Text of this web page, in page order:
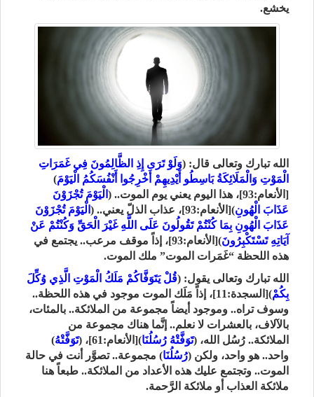
يخشع.
الله تبارك وتعالى قال: (وَلَوْ تَرَى إِذِ الظَّالِمُونَ فِي غَمَرَاتِ
الْمَوْتِ وَالْمَلَائِكَةُ بَاسِطُو أَيْدِيهِمْ أَخْرِجُوا أَنْفُسَكُمُ الْيَوْمَ)
[الأنعام:93]، هذا اليوم يعني يوم الموت.. (
الْيَوْمَ تُجْزَوْنَ
عَذَابَ الْهُونِ)[الأنعام:93]، عذاب الذلّ يعني.. (
الْيَوْمَ تُجْزَوْنَ
عَذَابَ الْهُونِ بِمَا كُنْتُمْ تَقُولُونَ عَلَى اللَّهِ غَيْرَ الْحَقِّ وَكُنْتُمْ عَنْ
آيَاتِهِ تَسْتَكْبِرُونَ
)[الأنعام:93]، إذاً موقف مرعب.. يجتمع في
هذه اللحظة “غَمَرات الموت” ملك الموت.
الله تبارك وتعالى يقول: (قُلْ يَتَوَفَّاكُمْ مَلَكُ الْمَوْتِ الَّذِي وُكِّلَ
بِكُمْ
)[السجدة:11]، إذاً مَلَك الموت موجود في هذه اللحظة..
وسوف تراه.. وموجود أيضاً مجموعة من الملائكة.. بالمئات،
بالآلاف، بالعشرات لا نعلم.. إنَّما هناك مجموعة من
الملائكة.. رُسُل الله، (تَوَفَّتْهُ رُسُلُنَا)[الأنعام:61]، ( تَوَفَّتْهُ)
واحد.. هو واحد، ولكن (رُسُلُنَا) مجموعة.. تصوَّر أنت في حالة
الموت.. وتجتمع عليك هذه الأعداد من الملائكة.. طبعاً هنا
ملائكة العذاب أو ملائكة الرَّحمة.